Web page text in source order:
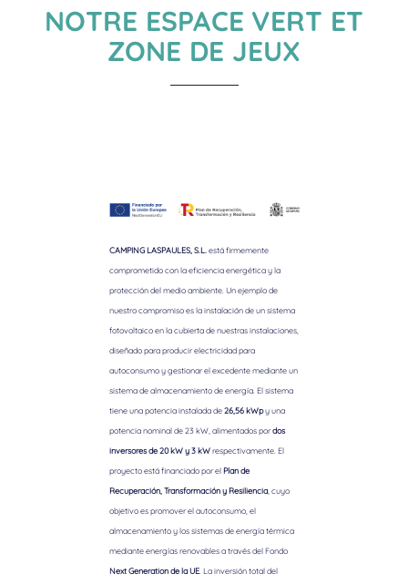
NOTRE ESPACE VERT ET
ZONE DE JEUX
CAMPING LASPAULES, S.L.
está firmemente
comprometido con la eficiencia energética y la
protección del medio ambiente. Un ejemplo de
nuestro compromiso es la instalación de un sistema
fotovoltaico en la cubierta de nuestras instalaciones,
diseñado para producir electricidad para
autoconsumo y gestionar el excedente mediante un
sistema de almacenamiento de energía. El sistema
tiene una potencia instalada de26,56 kWpy una
potencia nominal de 23 kW, alimentados pordos
inversores de 20 kW y 3 kWrespectivamente. El
proyecto está financiado por elPlan de
Recuperación, Transformación y Resiliencia, cuyo
objetivo es promover el autoconsumo, el
almacenamiento y los sistemas de energía térmica
mediante energías renovables a través del Fondo
Next Generation de la UE. La inversión total del